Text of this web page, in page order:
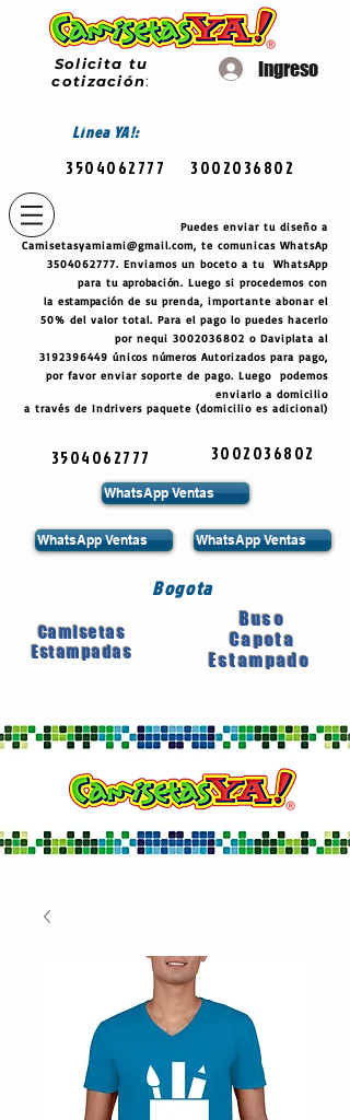
Solicita tu
cotización:
Ingreso
LíneaYA!:
3504062777 3002036802
Puedes enviar tu diseño a
Camisetasyamiami@gmail.com, te comunicas WhatsAp
3504062777. Enviamos un boceto a tu WhatsApp
para tu aprobación. Luego si procedemos con
laestampación de su prenda, importante abonar el
50% del valor total. Para el pago lo puedes hacerlo
por nequi 3002036802 o Daviplata al
3192396449 únicos números Autorizados para pago,
por favor enviar soporte de pago. Luego podemos
enviarlo a domicilio
a través de Indrivers paquete (domicilio es adicional)
3504062777 3002036802
WhatsApp Ventas
WhatsApp Ventas WhatsApp Ventas
Bogota
Camisetas
Estampadas
Buso
Capota
Estampado